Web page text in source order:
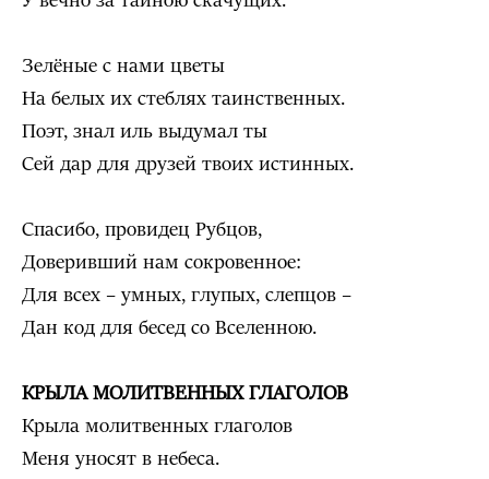
Зелёные с нами цветы
На белых их стеблях таинственных.
Поэт, знал иль выдумал ты
Сей дар для друзей твоих истинных.
Спасибо, провидец Рубцов,
Доверивший нам сокровенное:
Для всех – умных, глупых, слепцов –
Дан код для бесед со Вселенною.
КРЫЛА МОЛИТВЕННЫХ ГЛАГОЛОВ
Крыла молитвенных глаголов
Меня уносят в небеса.